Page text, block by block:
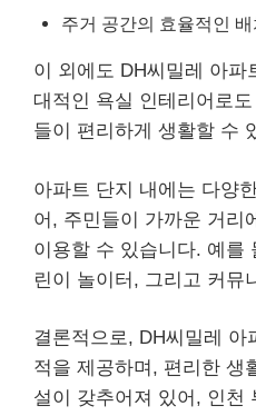
주거 공간의 효율적인 배
이 외에도 DH씨밀레 아파
대적인 욕실 인테리어로
들이 편리하게 생활할 수
아파트 단지 내에는 다양
어, 주민들이 가까운 거리
이용할 수 있습니다. 예를
린이 놀이터, 그리고 커뮤
결론적으로, DH씨밀레 아
적을 제공하며, 편리한 생
설이 갖추어져 있어, 인천